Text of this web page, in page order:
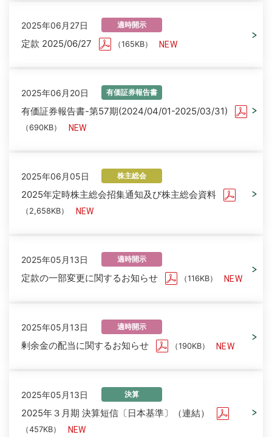
2025年06月27日 適時開示
定款 2025/06/27 （165KB）
2025年06月20日 有価証券報告書
有価証券報告書-第57期(2024/04/01-2025/03/31)
（690KB）
2025年06月05日 株主総会
2025年定時株主総会招集通知及び株主総会資料
（2,658KB）
2025年05月13日 適時開示
定款の一部変更に関するお知らせ （116KB）
2025年05月13日 適時開示
剰余金の配当に関するお知らせ （190KB）
2025年05月13日 決算
2025年３月期 決算短信〔日本基準〕（連結）
（457KB）